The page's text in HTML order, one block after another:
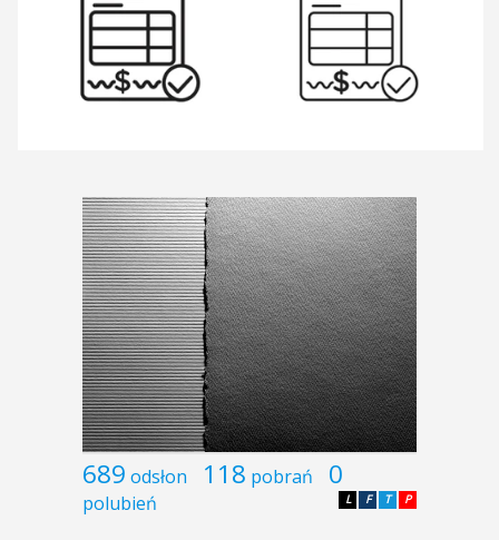
689 odsłon 118 pobrań 0
polubień P
T
F
L